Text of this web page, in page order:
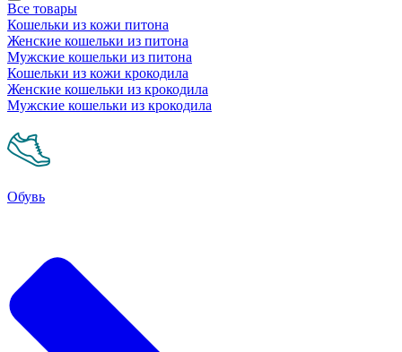
Все товары
Кошельки из кожи питона
Женские кошельки из питона
Мужские кошельки из питона
Кошельки из кожи крокодила
Женские кошельки из крокодила
Мужские кошельки из крокодила
Обувь